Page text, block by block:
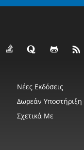
Νέες Εκδόσεις
Δωρεάν Υποστήριξη
Σχετικά Με